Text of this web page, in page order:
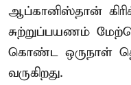
ஆப்கானிஸ்தான்
சுற்றுப்பயணம்
கொண்ட ஒருநாள்
வருகிறது.